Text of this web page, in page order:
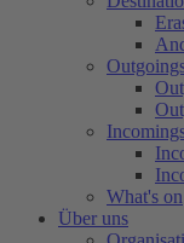
What's on
Über uns